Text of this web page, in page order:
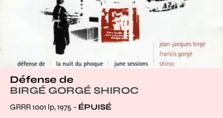
Défense de
BIRGÉ GORGÉ SHIROC
GRRR 1001 lp, 1975 - ÉPUISÉ